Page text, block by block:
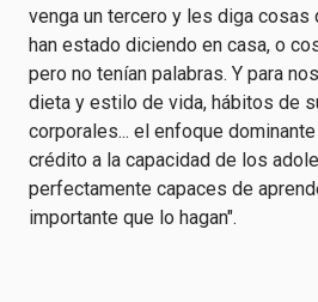
venga un tercero y les diga cosas
han estado diciendo en casa, o
pero no tenían palabras. Y para
dieta y estilo de vida, hábitos de
corporales... el enfoque
crédito a la capacidad de los
perfectamente capaces de
importante que lo hagan".